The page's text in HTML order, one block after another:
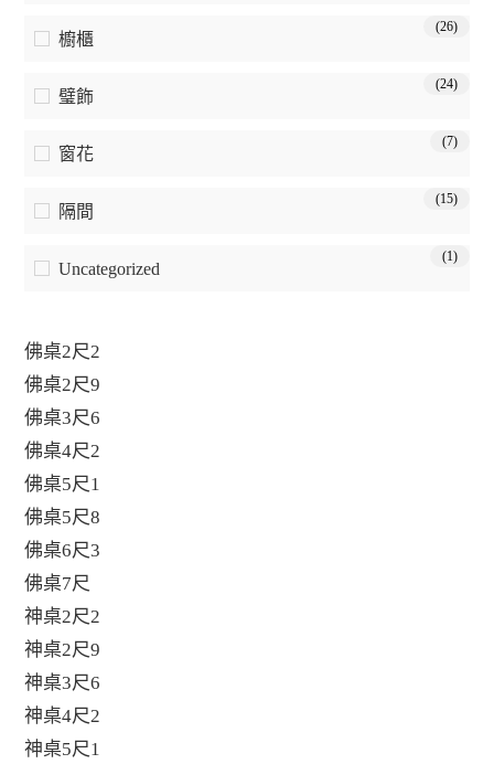
櫥櫃
(26)
璧飾
(24)
窗花
(7)
隔間
(15)
Uncategorized
(1)
佛桌2尺2
佛桌2尺9
佛桌3尺6
佛桌4尺2
佛桌5尺1
佛桌5尺8
佛桌6尺3
佛桌7尺
神桌2尺2
神桌2尺9
神桌3尺6
神桌4尺2
神桌5尺1